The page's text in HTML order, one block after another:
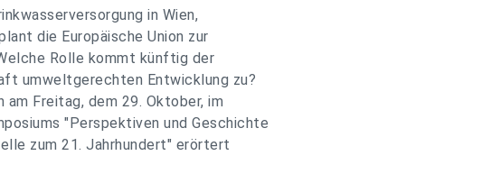
in Wien,
die Europäische Union zur
Rolle kommt künftig der
umweltgerechten Entwicklung zu?
am Freitag, dem 29. Oktober, im
"Perspektiven und Geschichte
zum 21. Jahrhundert" erörtert